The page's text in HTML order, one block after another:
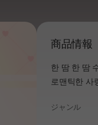
商品情報
한 땀 한 땀
로맨틱한 사
ジャンル